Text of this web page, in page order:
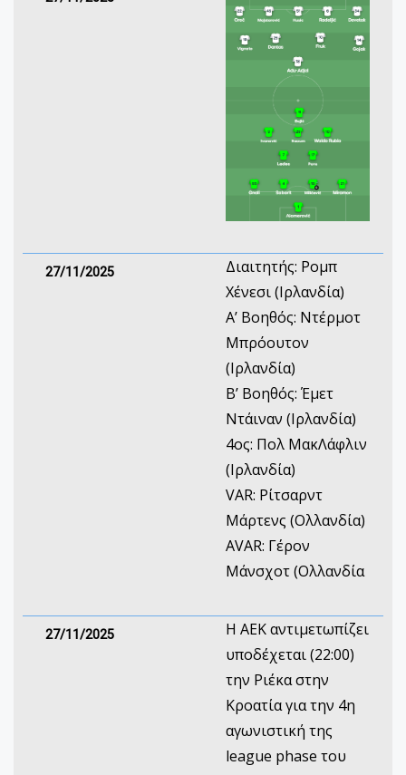
27/11/2025
Διαιτητής: Ρομπ
Χένεσι (Ιρλανδία)
Α’ Βοηθός: Ντέρμοτ
Μπρόουτον
(Ιρλανδία)
Β’ Βοηθός: Έμετ
Ντάιναν (Ιρλανδία)
4ος: Πολ ΜακΛάφλιν
(Ιρλανδία)
VAR: Ρίτσαρντ
Μάρτενς (Ολλανδία)
AVAR: Γέρον
Μάνσχοτ (Ολλανδία
27/11/2025
Η ΑΕΚ αντιμετωπίζει
υποδέχεται (22:00)
την Ριέκα στην
Κροατία για την 4η
αγωνιστική της
league phase του